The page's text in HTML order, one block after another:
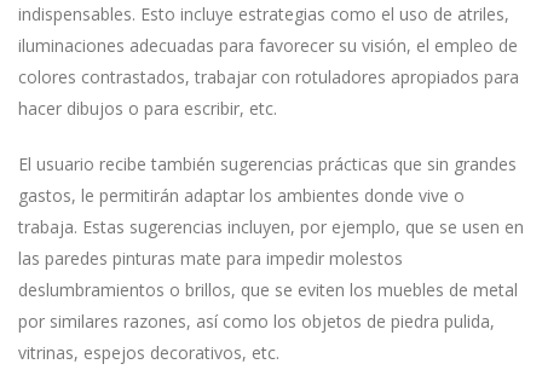
indispensables. Esto incluye estrategias como el uso de atriles,
iluminaciones adecuadas para favorecer su visión, el empleo de
colores contrastados, trabajar con rotuladores apropiados para
hacer dibujos o para escribir, etc.
El usuario recibe también sugerencias prácticas que sin grandes
gastos, le permitirán adaptar los ambientes donde vive o
trabaja. Estas sugerencias incluyen, por ejemplo, que se usen en
las paredes pinturas mate para impedir molestos
deslumbramientos o brillos, que se eviten los muebles de metal
por similares razones, así como los objetos de piedra pulida,
vitrinas, espejos decorativos, etc.